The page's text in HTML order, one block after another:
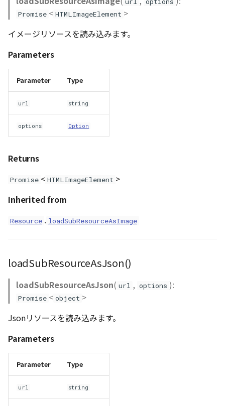
Promise < HTMLImageElement >
イメージリソースを読み込みます。
Parameters
Parameter Type
url string
options Option
Returns
Promise < HTMLImageElement >
Inherited from
Resource . loadSubResourceAsImage
loadSubResourceAsJson()
loadSubResourceAsJson( url , options ):
Promise < object >
Jsonリソースを読み込みます。
Parameters
Parameter Type
url string